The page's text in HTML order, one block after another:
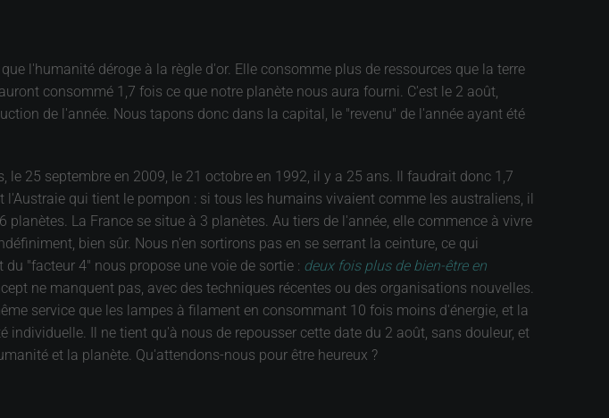
l'humanité déroge à la règle d'or. Elle consomme plus de ressources que la terre
consommé 1,7 fois ce que notre planète nous aura fourni. C'est le 2 août,
de l'année. Nous tapons donc dans la capital, le "revenu" de l'année ayant été
25 septembre en 2009, le 21 octobre en 1992, il y a 25 ans. Il faudrait donc 1,7
qui tient le pompon : si tous les humains vivaient comme les australiens, il
La France se situe à 3 planètes. Au tiers de l'année, elle commence à vivre
bien sûr. Nous n'en sortirons pas en se serrant la ceinture, ce qui
"facteur 4" nous propose une voie de sortie : deux fois plus de bien-être en
ne manquent pas, avec des techniques récentes ou des organisations nouvelles.
service que les lampes à filament en consommant 10 fois moins d'énergie, et la
Il ne tient qu'à nous de repousser cette date du 2 août, sans douleur, et
et la planète. Qu'attendons-nous pour être heureux ?